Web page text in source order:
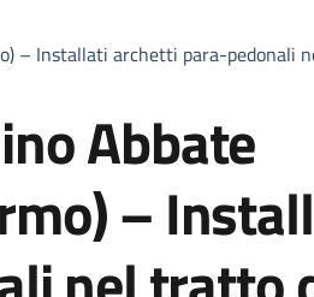
– Installati archetti para-pedonali
Abbate
–